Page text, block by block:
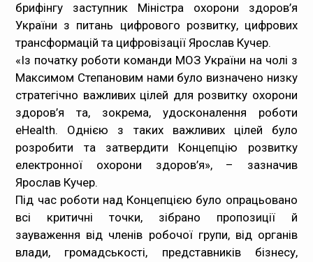
брифінгу заступник Міністра охорони здоров’я
України з питань цифрового розвитку, цифрових
трансформацій та цифровізації Ярослав Кучер.
«Із початку роботи команди МОЗ України на чолі з
Максимом Степановим нами було визначено низку
стратегічно важливих цілей для розвитку охорони
здоров’я та, зокрема, удосконалення роботи
eHealth. Однією з таких важливих цілей було
розробити та затвердити Концепцію розвитку
електронної охорони здоров’я», – зазначив
Ярослав Кучер.
Під час роботи над Концепцією було опрацьовано
всі критичні точки, зібрано пропозиції й
зауваження від членів робочої групи, від органів
влади, громадськості, представників бізнесу,